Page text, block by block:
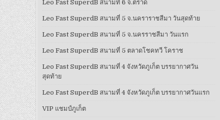
Leo Fast SuperdB สนามที่ 6 จ.ตราด
Leo Fast SuperdB สนามที่ 5 จ.นคราราชสีมา วันสุดท้าย
Leo Fast SuperdB สนามที่ 5 จ.นครราชสีมา วันแรก
Leo Fast SuperdB สนามที่ 5 ตลาดโชคทวี โคราช
Leo Fast SuperdB สนามที่ 4 จังหวัดภูเก็ต บรรยากาศวัน
สุดท้าย
Leo Fast SuperdB สนามที่ 4 จังหวัดภูเก็ต บรรยากาศวันแรก
VIP แชมป์ภูเก็ต